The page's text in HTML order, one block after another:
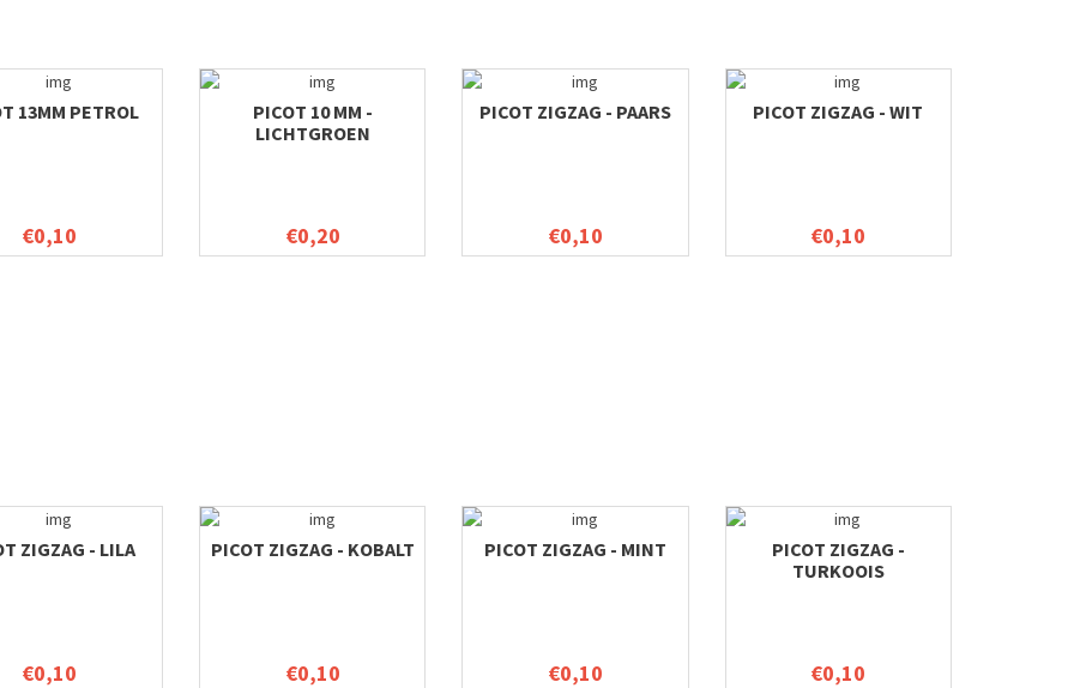
13MM PETROL
€0,10
PICOT 10 MM -
LICHTGROEN
€0,20
PICOT ZIGZAG - PAARS
€0,10
PICOT ZIGZAG - WIT
€0,10
ZIGZAG - LILA
€0,10
PICOT ZIGZAG - KOBALT
€0,10
PICOT ZIGZAG - MINT
€0,10
PICOT ZIGZAG -
TURKOOIS
€0,10